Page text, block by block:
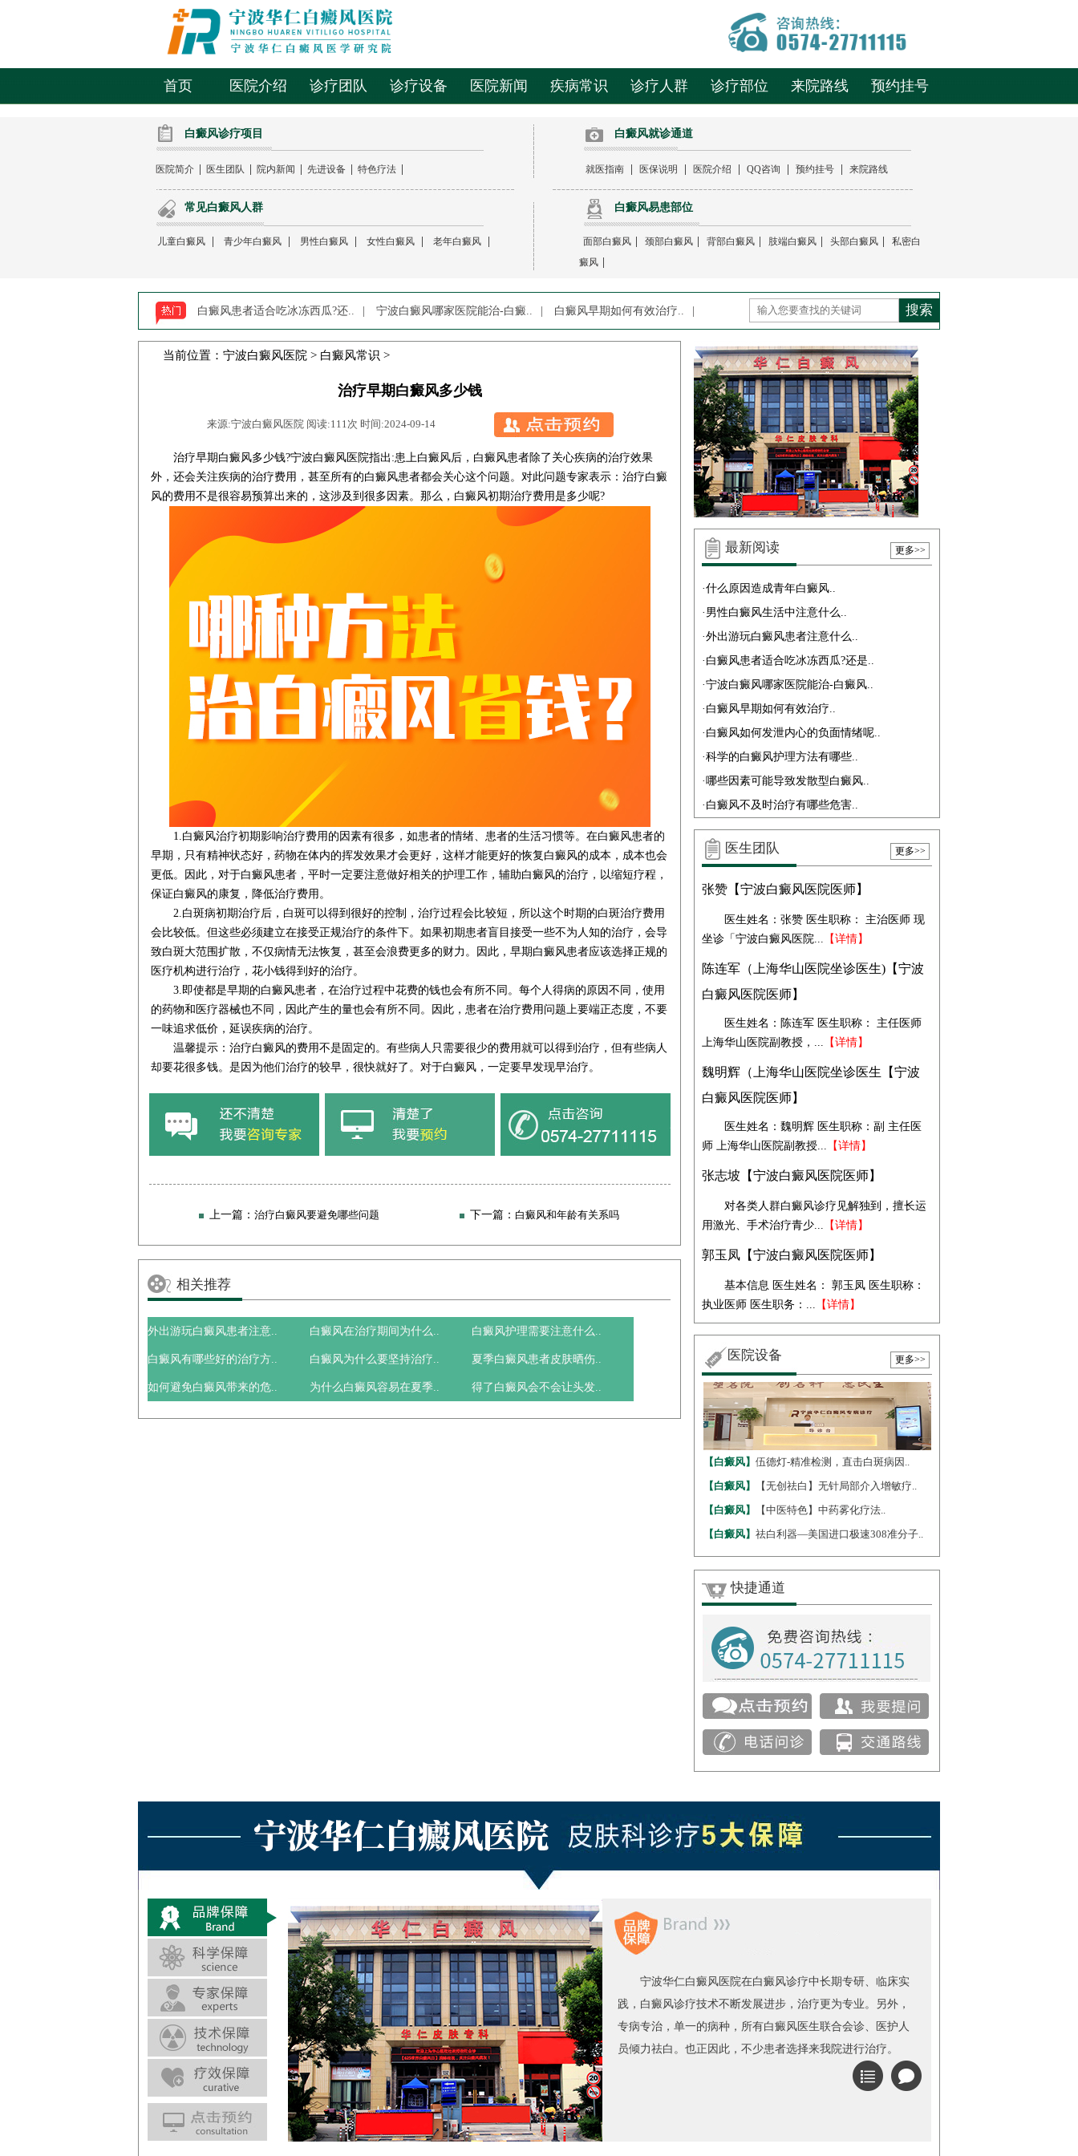
首页 医院介绍 诊疗团队 诊疗设备 医院新闻 疾病常识 诊疗人群 诊疗部位 来院路线 预约挂号
白癜风诊疗项目 白癜风就诊通道
常见白癜风人群 白癜风易患部位
医院简介 医生团队 院内新闻 先进设备 特色疗法 就医指南 医保说明 医院介绍 QQ咨询 预约挂号 来院路线
儿童白癜风 青少年白癜风 男性白癜风 女性白癜风 老年白癜风 面部白癜风 颈部白癜风 背部白癜风 肢端白癜风 头部白癜风
私密白
癜风
白癜风患者适合吃冰冻西瓜?还.. 宁波白癜风哪家医院能治-白癜.. 白癜风早期如何有效治疗..
当前位置： 宁波白癜风医院 > 白癜风常识 >
治疗早期白癜风多少钱
来源:宁波白癜风医院 阅读:111次 时间:2024-09-14
治疗早期白癜风多少钱?宁波白癜风医院指出:患上白癜风后，白癜风患者除了关心疾病的治疗效果
外，还会关注疾病的治疗费用，甚至所有的白癜风患者都会关心这个问题。对此问题专家表示：治疗白癜
风的费用不是很容易预算出来的，这涉及到很多因素。那么，白癜风初期治疗费用是多少呢?
1.白癜风治疗初期影响治疗费用的因素有很多，如患者的情绪、患者的生活习惯等。在白癜风患者的
早期，只有精神状态好，药物在体内的挥发效果才会更好，这样才能更好的恢复白癜风的成本，成本也会
更低。因此，对于白癜风患者，平时一定要注意做好相关的护理工作，辅助白癜风的治疗，以缩短疗程，
保证白癜风的康复，降低治疗费用。
2.白斑病初期治疗后，白斑可以得到很好的控制，治疗过程会比较短，所以这个时期的白斑治疗费用
会比较低。但这些必须建立在接受正规治疗的条件下。如果初期患者盲目接受一些不为人知的治疗，会导
致白斑大范围扩散，不仅病情无法恢复，甚至会浪费更多的财力。因此，早期白癜风患者应该选择正规的
医疗机构进行治疗，花小钱得到好的治疗。
3.即使都是早期的白癜风患者，在治疗过程中花费的钱也会有所不同。每个人得病的原因不同，使用
的药物和医疗器械也不同，因此产生的量也会有所不同。因此，患者在治疗费用问题上要端正态度，不要
一味追求低价，延误疾病的治疗。
温馨提示：治疗白癜风的费用不是固定的。有些病人只需要很少的费用就可以得到治疗，但有些病人
却要花很多钱。是因为他们治疗的较早，很快就好了。对于白癜风，一定要早发现早治疗。
上一篇： 治疗白癜风要避免哪些问题 下一篇： 白癜风和年龄有关系吗
相关推荐
外出游玩白癜风患者注意.. 白癜风在治疗期间为什么.. 白癜风护理需要注意什么..
白癜风有哪些好的治疗方.. 白癜风为什么要坚持治疗.. 夏季白癜风患者皮肤晒伤..
如何避免白癜风带来的危.. 为什么白癜风容易在夏季.. 得了白癜风会不会让头发..
最新阅读 更多>>
·什么原因造成青年白癜风..
· 男性白癜风生活中注意什么..
·外出游玩白癜风患者注意什么..
· 白癜风患者适合吃冰冻西瓜?还是..
·宁波白癜风哪家医院能治-白癜风..
· 白癜风早期如何有效治疗..
· 白癜风如何发泄内心的负面情绪呢..
·科学的白癜风护理方法有哪些..
·哪些因素可能导致发散型白癜风..
· 白癜风不及时治疗有哪些危害..
医生团队 更多>>
张赞【宁波白癜风医院医师】
医生姓名：张赞 医生职称： 主治医师 现
坐诊「宁波白癜风医院... 【详情】
陈连军（上海华山医院坐诊医生)【宁波
白癜风医院医师】
医生姓名：陈连军 医生职称： 主任医师
上海华山医院副教授，... 【详情】
魏明辉（上海华山医院坐诊医生【宁波
白癜风医院医师】
医生姓名：魏明辉 医生职称：副 主任医
师 上海华山医院副教授... 【详情】
张志坡【宁波白癜风医院医师】
对各类人群白癜风诊疗见解独到，擅长运
用激光、手术治疗青少... 【详情】
郭玉凤【宁波白癜风医院医师】
基本信息 医生姓名： 郭玉凤 医生职称：
执业医师 医生职务：... 【详情】
医院设备 更多>>
【白癜风】 伍德灯-精准检测，直击白斑病因..
【白癜风】
【无创祛白】无针局部介入增敏疗..
【白癜风】
【中医特色】中药雾化疗法..
【白癜风】 祛白利器—美国进口极速308准分子..
快捷通道
宁波华仁白癜风医院在白癜风诊疗中长期专研、临床实
践，白癜风诊疗技术不断发展进步，治疗更为专业。另外，
专病专治，单一的病种，所有白癜风医生联合会诊、医护人
员倾力祛白。也正因此，不少患者选择来我院进行治疗。